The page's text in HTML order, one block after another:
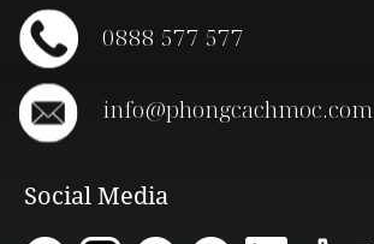
0888 577 577
info@phongcachmoc.com
Social Media